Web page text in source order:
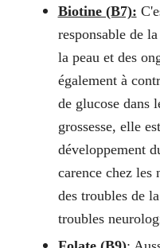
Biotine (B7):
responsable de
la peau et des
également à
de glucose dans
grossesse, elle
développement
carence chez les
des troubles de
troubles